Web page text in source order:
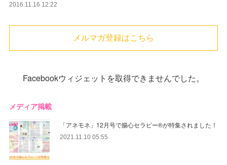
2016.11.16 12:22
メルマガ登録はこちら
Facebookウィジェットを取得できませんでした。
メディア掲載
「アネモネ」12月号で腸心セラピー®︎が特集されました！
2021.11.10 05:55